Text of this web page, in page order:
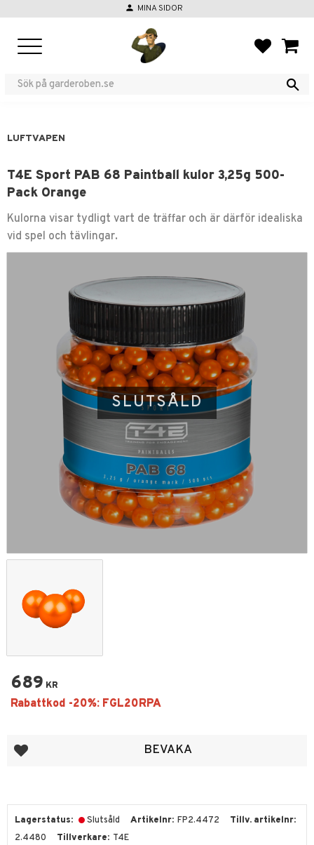
person MINA SIDOR
LUFTVAPEN
T4E Sport PAB 68 Paintball kulor 3,25g 500-
Pack Orange
Kulorna visar tydligt vart de träffar och är därför idealiska
vid spel och tävlingar.
SLUTSÅLD
689 KR
Lägg till i favoriter BEVAKA
Lagerstatus Slutsåld Artikelnr FP2.4472
Tillv. artikelnr
2.4480
Tillverkare T4E